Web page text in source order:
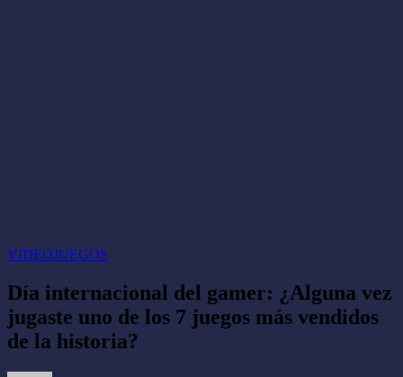
VIDEOJUEGOS
Día internacional del gamer: ¿Alguna vez
jugaste uno de los 7 juegos más vendidos
de la historia?